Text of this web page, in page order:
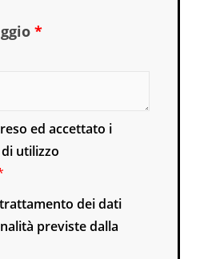
*
ed accettato i
utilizzo
dei dati
previste dalla